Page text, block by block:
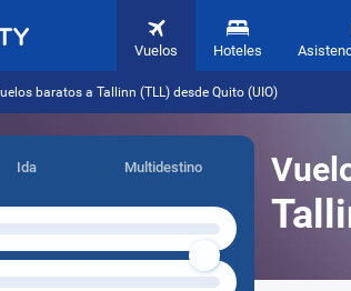
Vuelos Hoteles
baratos a Tallinn (TLL) desde Quito (UIO)
Ida Multidestino